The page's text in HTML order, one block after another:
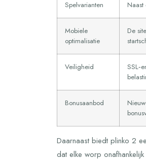
Spelvarianten
Mobiele
optimalisatie
De
Veiligheid
Bonusaanbod
Daarnaast biedt plinko 2
dat elke worp